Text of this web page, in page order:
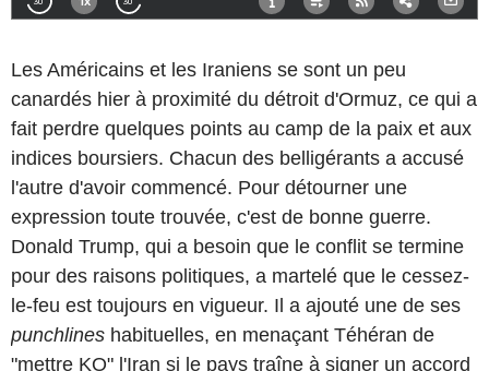
Les Américains et les Iraniens se sont un peu
canardés hier à proximité du détroit d'Ormuz, ce qui a
fait perdre quelques points au camp de la paix et aux
indices boursiers. Chacun des belligérants a accusé
l'autre d'avoir commencé. Pour détourner une
expression toute trouvée, c'est de bonne guerre.
Donald Trump, qui a besoin que le conflit se termine
pour des raisons politiques, a martelé que le cessez-
le-feu est toujours en vigueur. Il a ajouté une de ses
punchlines habituelles, en menaçant Téhéran de
"mettre KO" l'Iran si le pays traîne à signer un accord